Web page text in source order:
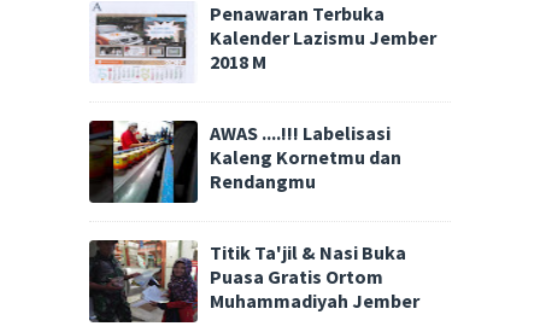
Penawaran Terbuka
Kalender Lazismu Jember
2018 M
AWAS ....!!! Labelisasi
Kaleng Kornetmu dan
Rendangmu
Titik Ta'jil & Nasi Buka
Puasa Gratis Ortom
Muhammadiyah Jember